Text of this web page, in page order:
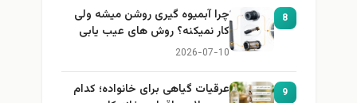
8
چرا آبمیوه گیری روشن میشه ولی
کار نمیکنه؟ روش های عیب یابی
2026-07-10
9
عرقیات گیاهی برای خانواده؛ کدام